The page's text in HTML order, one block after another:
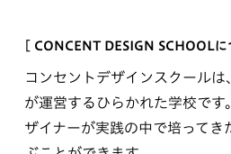
[ CONCENT DESIGN SCHOOLに
コンセントデザインスクールは
が運営するひらかれた学校です
ザイナーが実践の中で培ってき